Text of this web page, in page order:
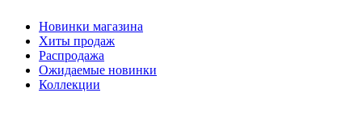
Новинки магазина
Хиты продаж
Распродажа
Ожидаемые новинки
Коллекции